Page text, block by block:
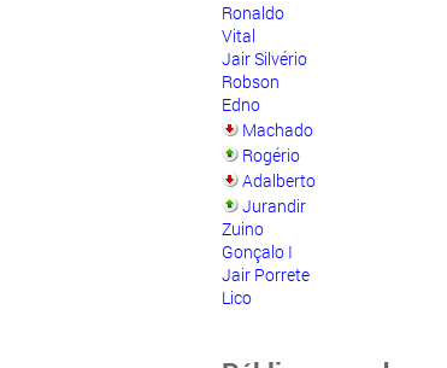
Ronaldo
Vital
Jair Silvério
Robson
Edno
Machado
Rogério
Adalberto
Jurandir
Zuino
Gonçalo I
Jair Porrete
Lico